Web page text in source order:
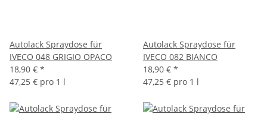
Autolack Spraydose für
IVECO 048 GRIGIO OPACO
18,90 € *
47,25 € pro 1 l
Autolack Spraydose für
IVECO 082 BIANCO
18,90 € *
47,25 € pro 1 l